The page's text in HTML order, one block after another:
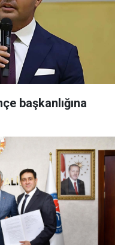
başkanlığına